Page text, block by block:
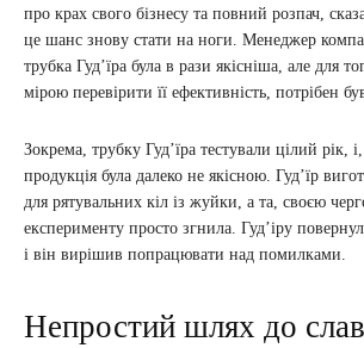
про крах свого бізнесу та повний розпач,
це шанс знову стати на ноги. Менеджер
трубка Гудʼїра була в рази якісніша, але для
мірою перевірити її ефективність, потрібен
Зокрема, трубку Гудʼїра тестували цілий рік,
продукція була далеко не якісною. Гудʼїр
для рятувальних кіл із жуйки, а та, своєю
експерименту просто згнила. Гудʼіру
і він вирішив попрацювати над помилками.
Непростий шлях до